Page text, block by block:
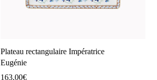
Plateau rectangulaire Impératrice
Eugénie
163,00€